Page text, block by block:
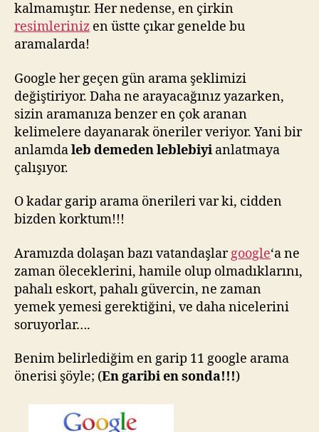
kalmamıştır. Her nedense, en çirkin
resimleriniz en üstte çıkar genelde bu
aramalarda!
Google her geçen gün arama şeklimizi
değiştiriyor. Daha ne arayacağınız yazarken,
sizin aramanıza benzer en çok aranan
kelimelere dayanarak öneriler veriyor. Yani bir
anlamdaleb demeden leblebiyi anlatmaya
çalışıyor.
O kadar garip arama önerileri var ki, cidden
bizden korktum!!!
Aramızda dolaşan bazı vatandaşlargoogle‘a ne
zaman öleceklerini, hamile olup olmadıklarını,
pahalı eskort, pahalı güvercin, ne zaman
yemek yemesi gerektiğini, ve daha nicelerini
soruyorlar….
Benim belirlediğim en garip 11 google arama
önerisi şöyle; (En garibi en sonda!!!)